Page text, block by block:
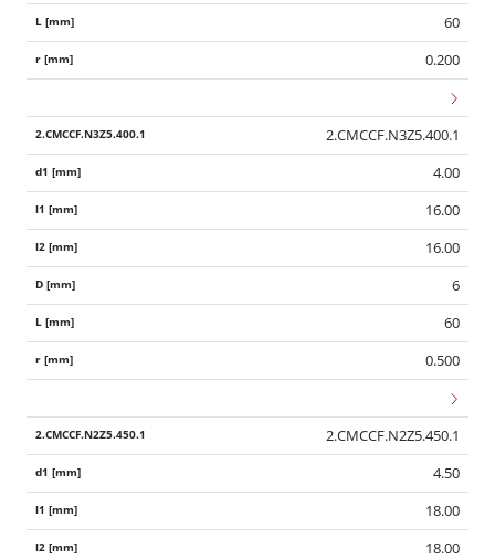
60
0.200
2.CMCCF.N3Z5.400.1
4.00
16.00
16.00
6
60
0.500
2.CMCCF.N2Z5.450.1
4.50
18.00
18.00